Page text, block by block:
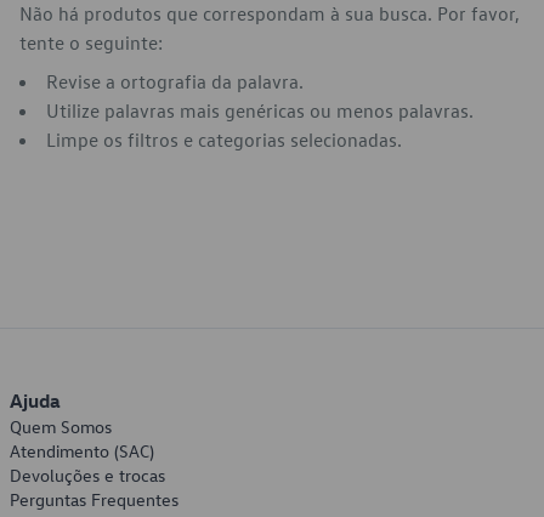
Não há produtos que correspondam à sua busca. Por favor,
tente o seguinte:
Revise a ortografia da palavra.
Utilize palavras mais genéricas ou menos palavras.
Limpe os filtros e categorias selecionadas.
Ajuda
Quem Somos
Atendimento (SAC)
Devoluções e trocas
Perguntas Frequentes